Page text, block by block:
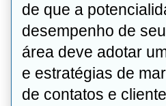
de que a
desempenho de
área deve adotar
e estratégias de
de contatos e